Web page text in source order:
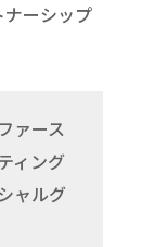
ナーシップ
ァース
ィング
ャルグ